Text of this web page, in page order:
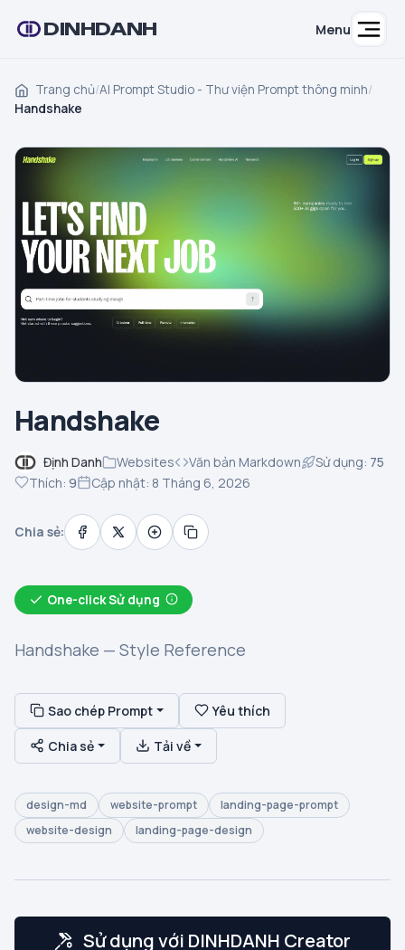
DINHDANH Menu
Trang chủ/AI Prompt Studio - Thư viện Prompt thông minh/
Handshake
Handshake
Định Danh Websites Văn bản Markdown Sử dụng: 75
Thích: 9 Cập nhật: 8 Tháng 6, 2026
Chia sẻ:
One-click Sử dụng
Handshake — Style Reference
Sao chép Prompt Yêu thích
Chia sẻ Tải về
design-md website-prompt
landing-page-prompt
website-design
landing-page-design
Sử dụng với DINHDANH Creator